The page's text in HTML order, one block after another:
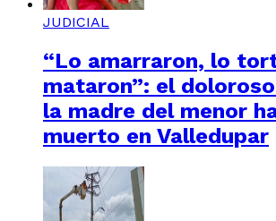
JUDICIAL
“Lo amarraron, lo
mataron”: el
la madre del menor
muerto en Valledupar